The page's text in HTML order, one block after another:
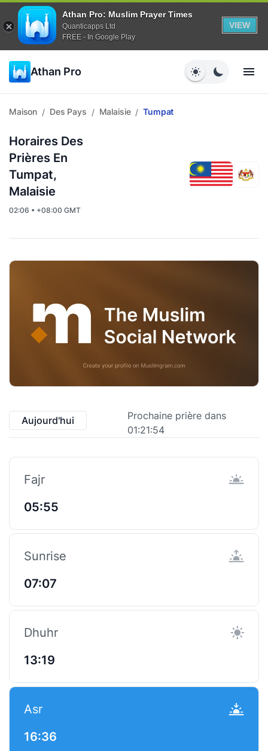
Athan Pro: Muslim Prayer Times
Quanticapps Ltd
FREE - In Google Play
VIEW
Athan Pro
Maison / Des Pays / Malaisie / Tumpat
Horaires Des
Prières En
Tumpat,
Malaisie
02:06 • +08:00 GMT
Aujourd'hui
Prochaine prière dans
01:21:54
Fajr
05:55
Sunrise
07:07
Dhuhr
13:19
Asr
16:36